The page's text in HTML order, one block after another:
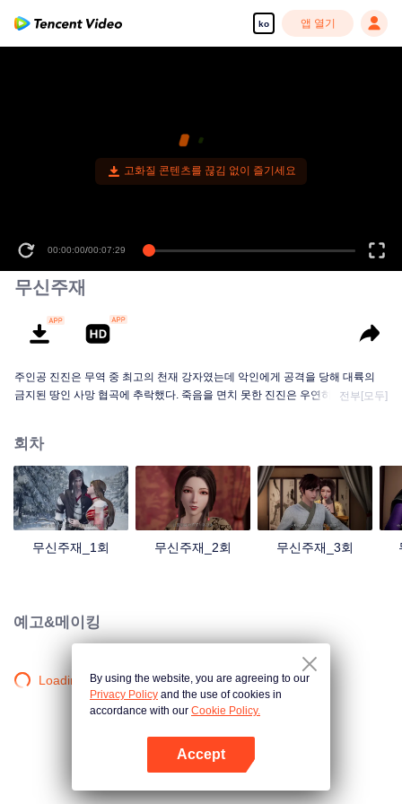
ko 앱 열기
고화질 콘텐츠를 끊김 없이 즐기세요
00:00:00/00:07:29
무신주재
주인공 진진은 무역 중 최고의 천재 강자였는데 악인에게 공격을 당해 대륙의
금지된 땅인 사망 협곡에 추락했다. 죽음을 면치 못한 진진은 우연히 신비한 고
을 지키기 위해 진진은 의연하게 천하 다섯 나라를 지키는 큰 임무를 짊어지고,
다시 한번 무도길을 밟았다.
전부[모두]
회차
무신주재_1회 무신주재_2회 무신주재_3회
예고&메이킹
Loading…By using the website, you are agreeing to our
Privacy Policy and the use of cookies in
accordance with our Cookie Policy.
Accept